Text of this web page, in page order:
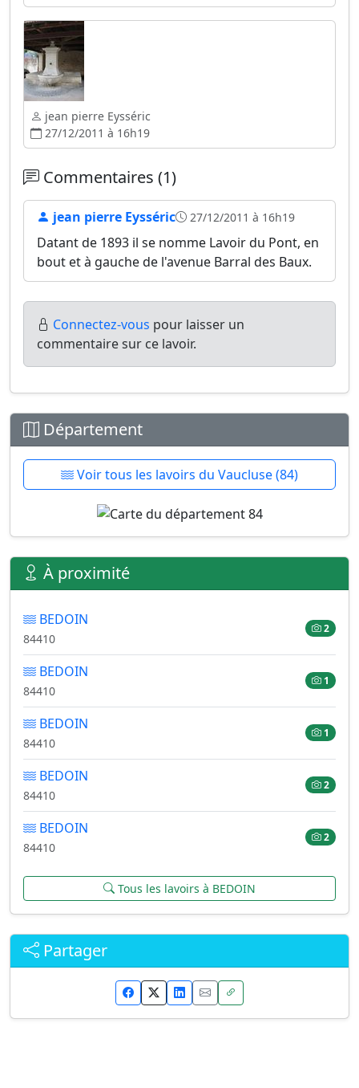
jean pierre Eysséric
27/12/2011 à 16h19
Commentaires (1)
jean pierre Eysséric 27/12/2011 à 16h19
Datant de 1893 il se nomme Lavoir du Pont, en
bout et à gauche de l'avenue Barral des Baux.
Connectez-vous pour laisser un
commentaire sur ce lavoir.
Département
Voir tous les lavoirs du Vaucluse (84)
À proximité
BEDOIN
84410
2
BEDOIN
84410
1
BEDOIN
84410
1
BEDOIN
84410
2
BEDOIN
84410
2
Tous les lavoirs à BEDOIN
Partager